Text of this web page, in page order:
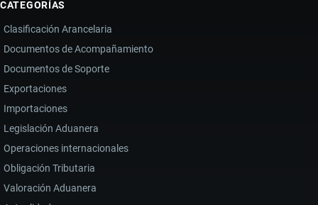
CATEGORÍAS
Clasificación Arancelaria
Documentos de Acompañamiento
Documentos de Soporte
Exportaciones
Importaciones
Legislación Aduanera
Operaciones internacionales
Obligación Tributaria
Valoración Aduanera